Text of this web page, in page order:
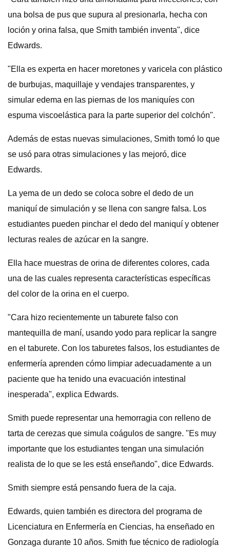
una bolsa de pus que supura al presionarla, hecha con
loción y orina falsa, que Smith también inventa", dice
Edwards.
"Ella es experta en hacer moretones y varicela con plástico
de burbujas, maquillaje y vendajes transparentes, y
simular edema en las piernas de los maniquíes con
espuma viscoelástica para la parte superior del colchón".
Además de estas nuevas simulaciones, Smith tomó lo que
se usó para otras simulaciones y las mejoró, dice
Edwards.
La yema de un dedo se coloca sobre el dedo de un
maniquí de simulación y se llena con sangre falsa. Los
estudiantes pueden pinchar el dedo del maniquí y obtener
lecturas reales de azúcar en la sangre.
Ella hace muestras de orina de diferentes colores, cada
una de las cuales representa características específicas
del color de la orina en el cuerpo.
"Cara hizo recientemente un taburete falso con
mantequilla de maní, usando yodo para replicar la sangre
en el taburete. Con los taburetes falsos, los estudiantes de
enfermería aprenden cómo limpiar adecuadamente a un
paciente que ha tenido una evacuación intestinal
inesperada", explica Edwards.
Smith puede representar una hemorragia con relleno de
tarta de cerezas que simula coágulos de sangre. "Es muy
importante que los estudiantes tengan una simulación
realista de lo que se les está enseñando", dice Edwards.
Smith siempre está pensando fuera de la caja.
Edwards, quien también es directora del programa de
Licenciatura en Enfermería en Ciencias, ha enseñado en
Gonzaga durante 10 años. Smith fue técnico de radiología